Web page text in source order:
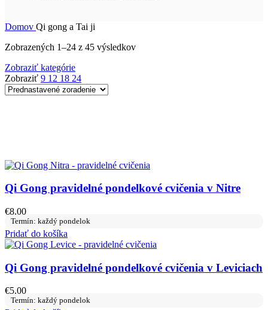
Domov Qi gong a Tai ji
Zobrazených 1–24 z 45 výsledkov
Zobraziť kategórie
Zobraziť 9 12 18 24
Qi Gong pravidelné pondelkové cvičenia v Nitre
€8.00
Termín: každý pondelok
Pridať do košíka
Qi Gong pravidelné pondelkové cvičenia v Leviciach
€5.00
Termín: každý pondelok